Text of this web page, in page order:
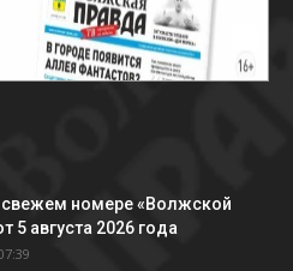
свежем номере «Волжской
5 августа 2026 года